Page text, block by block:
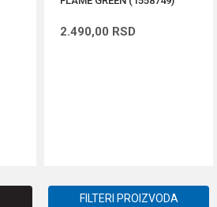
2.490,00 RSD
FILTERI PROIZVODA